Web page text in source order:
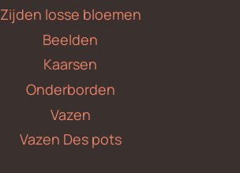
Zijden losse bloemen
Beelden
Kaarsen
Onderborden
Vazen
Vazen Des pots